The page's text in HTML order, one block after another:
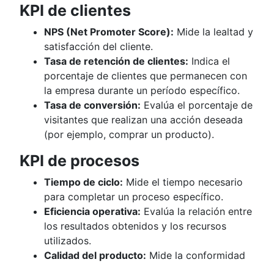
KPI de clientes
NPS (Net Promoter Score): Mide la lealtad y
satisfacción del cliente.
Tasa de retención de clientes: Indica el
porcentaje de clientes que permanecen con
la empresa durante un período específico.
Tasa de conversión: Evalúa el porcentaje de
visitantes que realizan una acción deseada
(por ejemplo, comprar un producto).
KPI de procesos
Tiempo de ciclo: Mide el tiempo necesario
para completar un proceso específico.
Eficiencia operativa: Evalúa la relación entre
los resultados obtenidos y los recursos
utilizados.
Calidad del producto: Mide la conformidad